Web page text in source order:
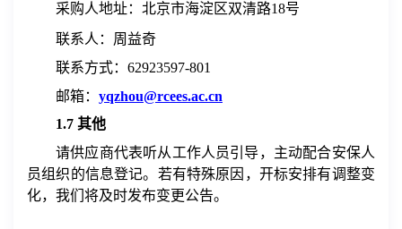
采购人地址：北京市海淀区双清路18号
联系人： 周益奇
联系方式： 62923597-801
邮箱： yqzhou@rcees.ac.cn
1.7 其他
请供应商代表听从工作人员引导，主动配合安保人
员组织的信息登记。若有特殊原因，开标安排有调整变
化，我们将及时发布变更公告。